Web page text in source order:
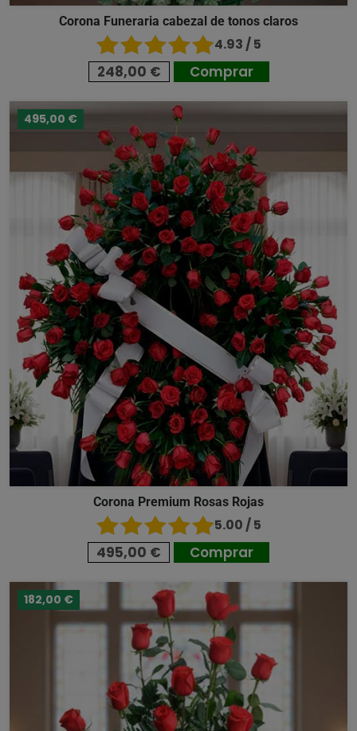
Corona Funeraria cabezal de tonos claros
4.93 / 5
248,00 € Comprar
495,00 €
Corona Premium Rosas Rojas
5.00 / 5
495,00 € Comprar
182,00 €